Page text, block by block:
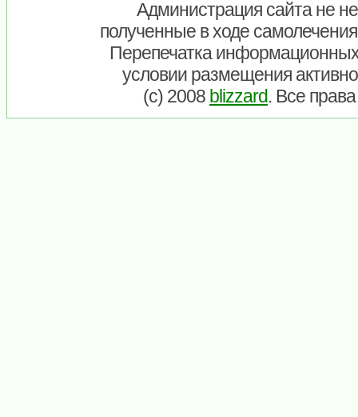
Администрация сайта не
полученные в ходе
Перепечатка
условии размещения
(c) 2008 blizzard. Все